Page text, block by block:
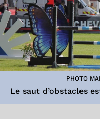
PHOTO
Le saut d’obstacles